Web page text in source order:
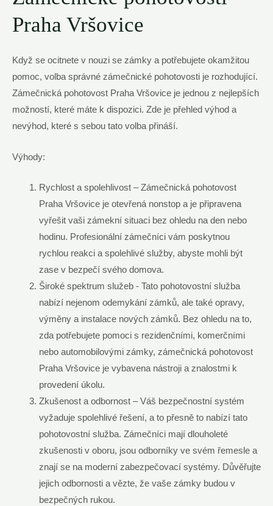
⁢Praha Vršovice
Když se​ ocitnete v nouzi se zámky a ‍potřebujete okamžitou
‌pomoc, ⁢volba správné zámečnické ⁤pohotovosti je rozhodující.
Zámečnická pohotovost Praha Vršovice je jednou z nejlepších
možností, ⁤které​ máte‌ k dispozici. Zde je‍ přehled výhod a
nevýhod, které s sebou tato volba přináší.
Výhody:
Rychlost ⁢a spolehlivost – ‌Zámečnická pohotovost
Praha‌ Vršovice je ⁣otevřená nonstop a je připravena
vyřešit vaši zámekní situaci ‍bez ohledu ‍na den nebo
‍hodinu. Profesionální zámečníci vám poskytnou
‍rychlou reakci a‌ spolehlivé ⁤služby, abyste mohli být
zase v bezpečí svého domova.
Široké spektrum služeb -​ Tato ⁤pohotovostní služba
nabízí nejenom odemykání zámků, ale také opravy,
výměny a instalace nových zámků. Bez ohledu ⁤na​ to,‍
zda potřebujete pomoci ⁢s rezidenčními,‌ komerčními
nebo automobilovými zámky, zámečnická pohotovost
Praha Vršovice​ je vybavena nástroji‍ a znalostmi k
provedení úkolu.
Zkušenost⁢ a odbornost – Váš bezpečnostní systém
vyžaduje spolehlivé řešení, a to přesně to‌ nabízí tato
pohotovostní služba. Zámečníci​ mají dlouholeté
zkušenosti v oboru, jsou ⁢odborníky ve svém řemesle‌ a​
znají ​se na moderní zabezpečovací systémy. Důvěřujte
jejich ​odbornosti a vězte, ⁣že vaše zámky budou ​v
bezpečných ‌rukou.